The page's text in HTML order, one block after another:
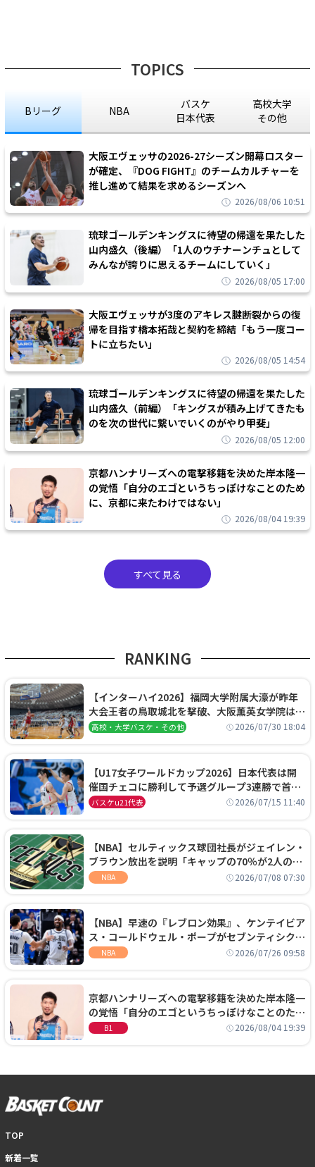
TOPICS
Bリーグ NBA
バスケ
日本代表
高校大学
その他
大阪エヴェッサの2026-27シーズン開幕ロスター
が確定、『DOG FIGHT』のチームカルチャーを
推し進めて結果を求めるシーズンへ
2026/08/06 10:51
琉球ゴールデンキングスに待望の帰還を果たした
山内盛久（後編）「1人のウチナーンチュとして
みんなが誇りに思えるチームにしていく」
2026/08/05 17:00
大阪エヴェッサが3度のアキレス腱断裂からの復
帰を目指す橋本拓哉と契約を締結「もう一度コー
トに立ちたい」
2026/08/05 14:54
琉球ゴールデンキングスに待望の帰還を果たした
山内盛久（前編）「キングスが積み上げてきたも
のを次の世代に繋いでいくのがやり甲斐」
2026/08/05 12:00
京都ハンナリーズへの電撃移籍を決めた岸本隆一
の覚悟「自分のエゴというちっぽけなことのため
に、京都に来たわけではない」
2026/08/04 19:39
すべて見る
RANKING
【インターハイ2026】福岡大学附属大濠が昨年
大会王者の鳥取城北を撃破、大阪薫英女学院は岐
阜女子に完勝、大会3日目試合結果
高校・大学バスケ・その他 2026/07/30 18:04
【U17女子ワールドカップ2026】日本代表は開
催国チェコに勝利して予選グループ3連勝で首位
通過！準々決勝の相手はエジプトに決定
バスケu21代表 2026/07/15 11:40
【NBA】セルティックス球団社長がジェイレン・
ブラウン放出を説明「キャップの70％が2人の選
手に集中するチームでは勝てない」
NBA 2026/07/08 07:30
【NBA】早速の『レブロン効果』、ケンテイビア
ス・コールドウェル・ポープがセブンティシクサ
ーズに1年契約で加入
NBA 2026/07/26 09:58
京都ハンナリーズへの電撃移籍を決めた岸本隆一
の覚悟「自分のエゴというちっぽけなことのため
に、京都に来たわけではない」
B1 2026/08/04 19:39
TOP
新着一覧